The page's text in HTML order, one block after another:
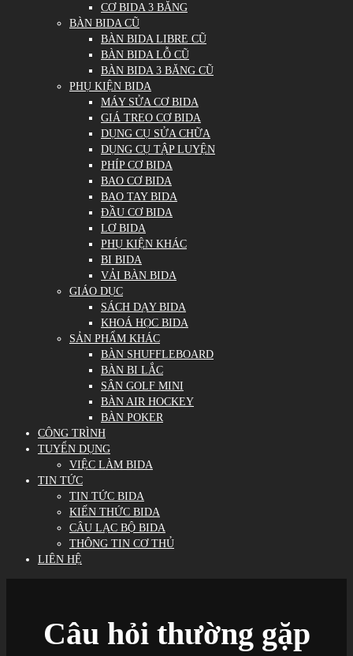
CƠ BIDA 3 BĂNG
BÀN BIDA CŨ
BÀN BIDA LIBRE CŨ
BÀN BIDA LỖ CŨ
BÀN BIDA 3 BĂNG CŨ
PHỤ KIỆN BIDA
MÁY SỬA CƠ BIDA
GIÁ TREO CƠ BIDA
DỤNG CỤ SỬA CHỮA
DỤNG CỤ TẬP LUYỆN
PHÍP CƠ BIDA
BAO CƠ BIDA
BAO TAY BIDA
ĐẦU CƠ BIDA
LƠ BIDA
PHỤ KIỆN KHÁC
BI BIDA
VẢI BÀN BIDA
GIÁO DỤC
SÁCH DẠY BIDA
KHOÁ HỌC BIDA
SẢN PHẨM KHÁC
BÀN SHUFFLEBOARD
BÀN BI LẮC
SÂN GOLF MINI
BÀN AIR HOCKEY
BÀN POKER
CÔNG TRÌNH
TUYỂN DỤNG
VIỆC LÀM BIDA
TIN TỨC
TIN TỨC BIDA
KIẾN THỨC BIDA
CÂU LẠC BỘ BIDA
THÔNG TIN CƠ THỦ
LIÊN HỆ
Câu hỏi thường gặp